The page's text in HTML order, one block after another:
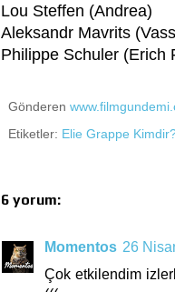
Lou Steffen (Andrea)
Aleksandr Mavrits
Philippe Schuler (Erich
Gönderen
Etiketler: Elie Grappe
6 yorum:
Momentos 26
Çok etkilendim